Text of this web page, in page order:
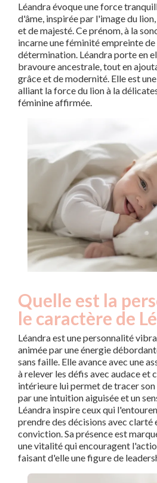
Léandra évoque une force
d'âme, inspirée par l'image du
et de majesté. Ce prénom, à la
incarne une féminité empreinte
détermination. Léandra porte en
bravoure ancestrale, tout en
grâce et de modernité. Elle est
alliant la force du lion à la
féminine affirmée.
Quelle est la
le caractère de
Léandra est une personnalité
animée par une énergie
sans faille. Elle avance avec une
à relever les défis avec audace et
intérieure lui permet de tracer
par une intuition aiguisée et un
Léandra inspire ceux qui
prendre des décisions avec clarté
conviction. Sa présence est
une vitalité qui encouragent
faisant d'elle une figure de